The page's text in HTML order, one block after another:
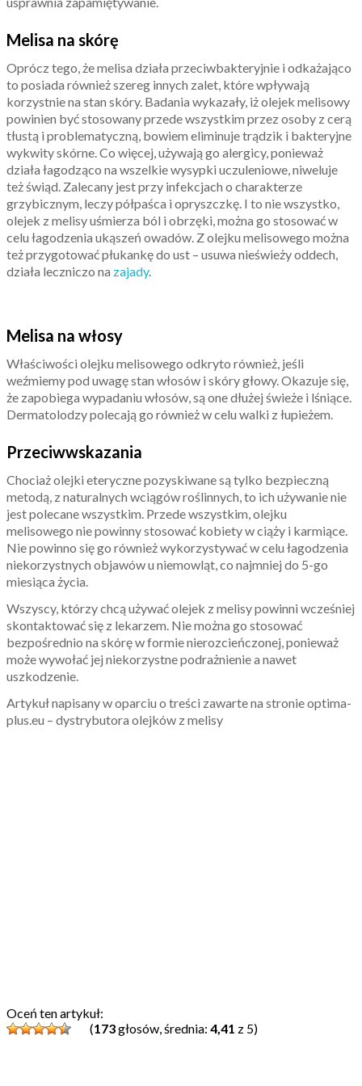
Melisa na skórę
Oprócz tego, że melisa działa przeciwbakteryjnie i odkażająco
to posiada również szereg innych zalet, które wpływają
korzystnie na stan skóry. Badania wykazały, iż olejek melisowy
powinien być stosowany przede wszystkim przez osoby z cerą
tłustą i problematyczną, bowiem eliminuje trądzik i bakteryjne
wykwity skórne. Co więcej, używają go alergicy, ponieważ
działa łagodząco na wszelkie wysypki uczuleniowe, niweluje
też świąd. Zalecany jest przy infekcjach o charakterze
grzybicznym, leczy półpaśca i opryszczkę. I to nie wszystko,
olejek z melisy uśmierza ból i obrzęki, można go stosować w
celu łagodzenia ukąszeń owadów. Z olejku melisowego można
też przygotować płukankę do ust – usuwa nieświeży oddech,
działa leczniczo na zajady.
Melisa na włosy
Właściwości olejku melisowego odkryto również, jeśli
weźmiemy pod uwagę stan włosów i skóry głowy. Okazuje się,
że zapobiega wypadaniu włosów, są one dłużej świeże i lśniące.
Dermatolodzy polecają go również w celu walki z łupieżem.
Przeciwwskazania
Chociaż olejki eteryczne pozyskiwane są tylko bezpieczną
metodą, z naturalnych wciągów roślinnych, to ich używanie nie
jest polecane wszystkim. Przede wszystkim, olejku
melisowego nie powinny stosować kobiety w ciąży i karmiące.
Nie powinno się go również wykorzystywać w celu łagodzenia
niekorzystnych objawów u niemowląt, co najmniej do 5-go
miesiąca życia.
Wszyscy, którzy chcą używać olejek z melisy powinni wcześniej
skontaktować się z lekarzem. Nie można go stosować
bezpośrednio na skórę w formie nierozcieńczonej, ponieważ
może wywołać jej niekorzystne podrażnienie a nawet
uszkodzenie.
Artykuł napisany w oparciu o treści zawarte na stronie optima-
plus.eu – dystrybutora olejków z melisy
Oceń ten artykuł:
(173głosów, średnia: 4,41 z 5)